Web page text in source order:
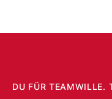
DU FÜR TEAMWILLE.